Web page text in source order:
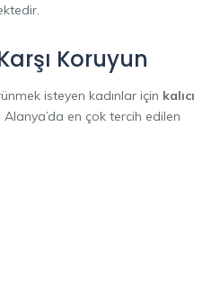
Koruyun
isteyen kadınlar için kalıcı
en çok tercih edilen